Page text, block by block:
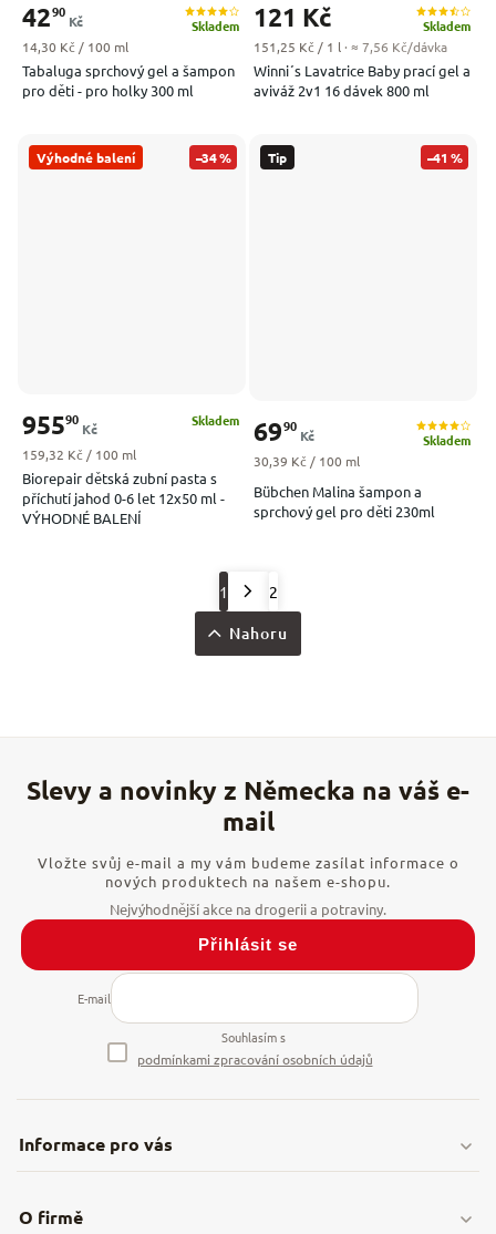
Tabaluga sprchový gel a šampon
pro děti - pro holky 300 ml
Skladem
4290
Kč
Měrná cena:
14,30 Kč / 100 ml
Winni´s Lavatrice Baby prací gel a
aviváž 2v1 16 dávek 800 ml
Skladem
121 Kč
Měrná cena:
151,25 Kč / 1 l · ≈ 7,56 Kč/dávka
Výhodné balení –34 %
Biorepair dětská zubní pasta s
příchutí jahod 0-6 let 12x50 ml -
VÝHODNÉ BALENÍ
Skladem
95590
Kč
Měrná cena:
159,32 Kč / 100 ml
Tip –41 %
Bübchen Malina šampon a
sprchový gel pro děti 230ml
Skladem
6990
Kč
Měrná cena:
30,39 Kč / 100 ml
1 2
Nahoru
Informace pro vás
Vložte svůj e-mail a my vám budeme zasílat informace o
nových produktech na našem e-shopu.
E-mail
Souhlasím s
podmínkami zpracování osobních údajů
Přihlásit se
O firmě